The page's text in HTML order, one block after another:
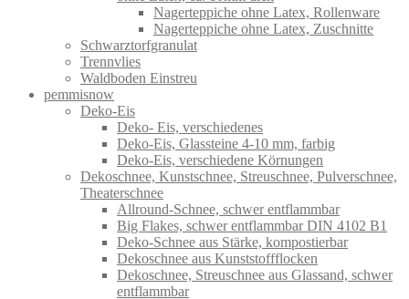
Nagerteppiche ohne Latex, Rollenware
Nagerteppiche ohne Latex, Zuschnitte
Schwarztorfgranulat
Trennvlies
Waldboden Einstreu
pemmisnow
Deko-Eis
Deko- Eis, verschiedenes
Deko-Eis, Glassteine 4-10 mm, farbig
Deko-Eis, verschiedene Körnungen
Dekoschnee, Kunstschnee, Streuschnee, Pulverschnee,
Theaterschnee
Allround-Schnee, schwer entflammbar
Big Flakes, schwer entflammbar DIN 4102 B1
Deko-Schnee aus Stärke, kompostierbar
Dekoschnee aus Kunststoffflocken
Dekoschnee, Streuschnee aus Glassand, schwer
entflammbar